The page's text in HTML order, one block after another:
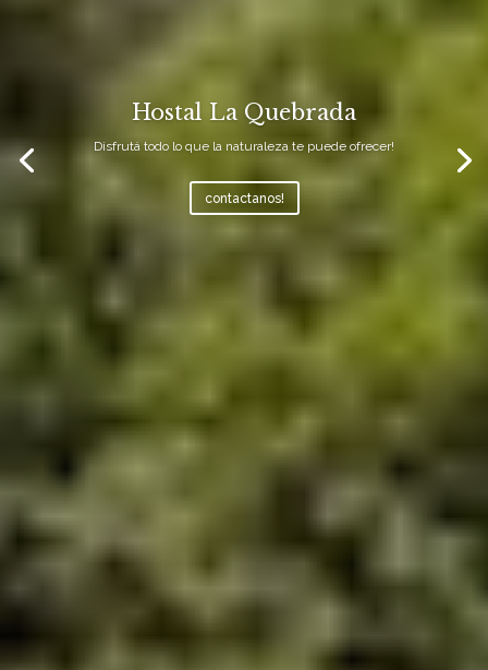
Hostal La Quebrada
Disfrutá todo lo que la naturaleza te puede ofrecer!
contactanos!